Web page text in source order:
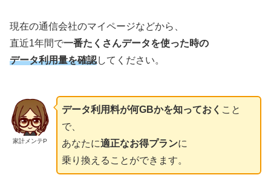
現在の通信会社のマイページなどから、
直近1年間で一番たくさんデータを使った時の
データ利用量を確認してください。
家計メンテP
データ利用料が何GBかを知っておく こと
で、
あなたに適正なお得プランに
乗り換えることができます。